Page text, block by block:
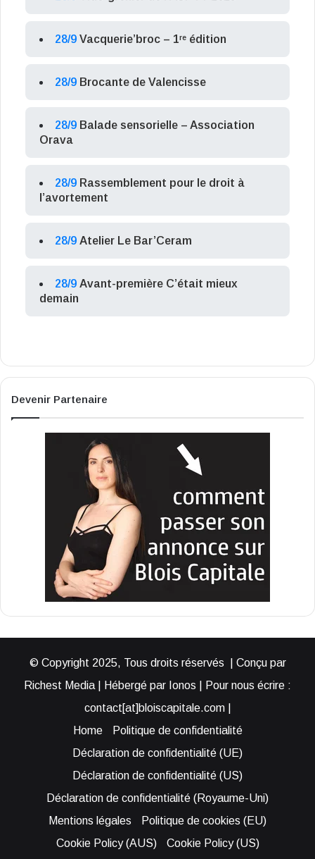
28/9 Vacquerie’broc – 1ʳᵉ édition
28/9 Brocante de Valencisse
28/9 Balade sensorielle – Association
Orava
28/9 Rassemblement pour le droit à
l’avortement
28/9 Atelier Le Bar’Ceram
28/9 Avant-première C’était mieux
demain
Devenir Partenaire
© Copyright 2025, Tous droits réservés | Conçu par
Richest Media | Hébergé par Ionos | Pour nous écrire :
contact[at]bloiscapitale.com |
Home
Politique de confidentialité
Déclaration de confidentialité (UE)
Déclaration de confidentialité (US)
Déclaration de confidentialité (Royaume-Uni)
Mentions légales
Politique de cookies (EU)
Cookie Policy (AUS)
Cookie Policy (US)